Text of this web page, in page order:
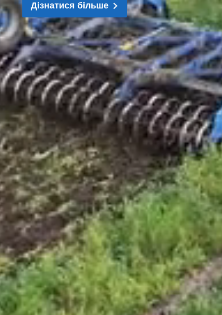
Дізнатися більше